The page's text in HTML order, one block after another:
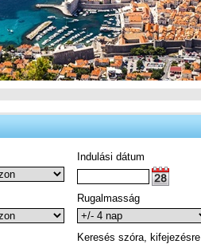
Indulási dátum
Rugalmasság
Keresés szóra, kifejezésre